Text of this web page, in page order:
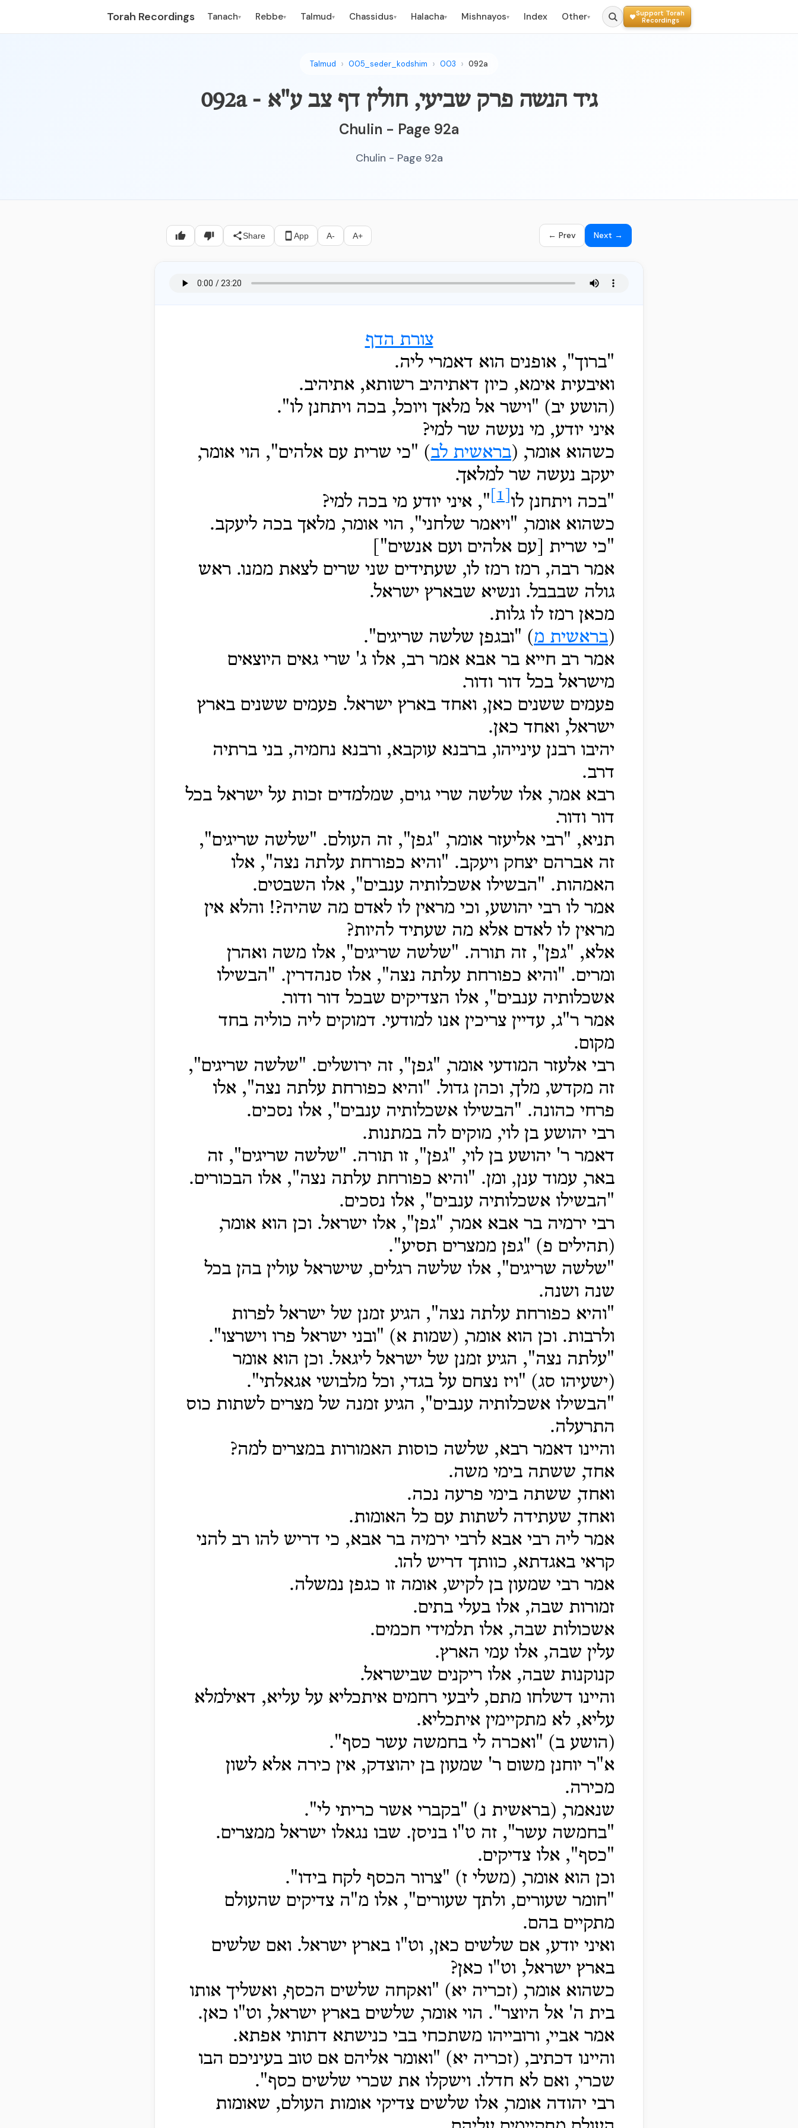
Torah Recordings Tanach▾ Rebbe▾ Talmud▾ Chassidus▾ Halacha▾ Mishnayos▾ Index Other▾
Support Torah
Recordings
Talmud 005_seder_kodshim 003 092a
092a - גיד הנשה פרק שביעי, חולין דף צב ע"א
Chulin - Page 92a
Chulin - Page 92a
Share App A- A+ ← Prev Next →
צורת הדף
"ברוך", אופנים הוא דאמרי ליה.
ואיבעית אימא, כיון דאתיהיב רשותא, אתיהיב.
(הושע יב) "וישר אל מלאך ויוכל, בכה ויתחנן לו".
איני יודע, מי נעשה שר למי?
כשהוא אומר, (בראשית לב) "כי שרית עם אלהים", הוי אומר,
יעקב נעשה שר למלאך.
"בכה ויתחנן לו
", איני יודע מי בכה למי?
כשהוא אומר, "ויאמר שלחני", הוי אומר, מלאך בכה ליעקב.
"כי שרית [עם אלהים ועם אנשים"]
אמר רבה, רמז רמז לו, שעתידים שני שרים לצאת ממנו. ראש
גולה שבבבל. ונשיא שבארץ ישראל.
מכאן רמז לו גלות.
(בראשית מ) "ובגפן שלשה שריגים".
אמר רב חייא בר אבא אמר רב, אלו ג' שרי גאים היוצאים
מישראל בכל דור ודור.
פעמים ששנים כאן, ואחד בארץ ישראל. פעמים ששנים בארץ
ישראל, ואחד כאן.
יהיבו רבנן עינייהו, ברבנא עוקבא, ורבנא נחמיה, בני ברתיה
דרב.
רבא אמר, אלו שלשה שרי גוים, שמלמדים זכות על ישראל בכל
דור ודור.
תניא, "רבי אליעזר אומר, "גפן", זה העולם. "שלשה שריגים",
זה אברהם יצחק ויעקב. "והיא כפורחת עלתה נצה", אלו
האמהות. "הבשילו אשכלותיה ענבים", אלו השבטים.
אמר לו רבי יהושע, וכי מראין לו לאדם מה שהיה?! והלא אין
מראין לו לאדם אלא מה שעתיד להיות?
אלא, "גפן", זה תורה. "שלשה שריגים", אלו משה ואהרן
ומרים. "והיא כפורחת עלתה נצה", אלו סנהדרין. "הבשילו
אשכלותיה ענבים", אלו הצדיקים שבכל דור ודור.
אמר ר"ג, עדיין צריכין אנו למודעי. דמוקים ליה כוליה בחד
מקום.
רבי אלעזר המודעי אומר, "גפן", זה ירושלים. "שלשה שריגים",
זה מקדש, מלך, וכהן גדול. "והיא כפורחת עלתה נצה", אלו
פרחי כהונה. "הבשילו אשכלותיה ענבים", אלו נסכים.
רבי יהושע בן לוי, מוקים לה במתנות.
דאמר ר' יהושע בן לוי, "גפן", זו תורה. "שלשה שריגים", זה
באר, עמוד ענן, ומן. "והיא כפורחת עלתה נצה", אלו הבכורים.
"הבשילו אשכלותיה ענבים", אלו נסכים.
רבי ירמיה בר אבא אמר, "גפן", אלו ישראל. וכן הוא אומר,
(תהילים פ) "גפן ממצרים תסיע".
"שלשה שריגים", אלו שלשה רגלים, שישראל עולין בהן בכל
שנה ושנה.
"והיא כפורחת עלתה נצה", הגיע זמנן של ישראל לפרות
ולרבות. וכן הוא אומר, (שמות א) "ובני ישראל פרו וישרצו".
"עלתה נצה", הגיע זמנן של ישראל ליגאל. וכן הוא אומר
(ישעיהו סג) "ויז נצחם על בגדי, וכל מלבושי אגאלתי".
"הבשילו אשכלותיה ענבים", הגיע זמנה של מצרים לשתות כוס
התרעלה.
והיינו דאמר רבא, שלשה כוסות האמורות במצרים למה?
אחד, ששתה בימי משה.
ואחד, ששתה בימי פרעה נכה.
ואחד, שעתידה לשתות עם כל האומות.
אמר ליה רבי אבא לרבי ירמיה בר אבא, כי דריש להו רב להני
קראי באגדתא, כוותך דריש להו.
אמר רבי שמעון בן לקיש, אומה זו כגפן נמשלה.
זמורות שבה, אלו בעלי בתים.
אשכולות שבה, אלו תלמידי חכמים.
עלין שבה, אלו עמי הארץ.
קנוקנות שבה, אלו ריקנים שבישראל.
והיינו דשלחו מתם, ליבעי רחמים איתכליא על עליא, דאילמלא
עליא, לא מתקיימין איתכליא.
(הושע ב) "ואכרה לי בחמשה עשר כסף".
א"ר יוחנן משום ר' שמעון בן יהוצדק, אין כירה אלא לשון
מכירה.
שנאמר, (בראשית נ) "בקברי אשר כריתי לי".
"בחמשה עשר", זה ט"ו בניסן. שבו נגאלו ישראל ממצרים.
"כסף", אלו צדיקים.
וכן הוא אומר, (משלי ז) "צרור הכסף לקח בידו".
"חומר שעורים, ולתך שעורים", אלו מ"ה צדיקים שהעולם
מתקיים בהם.
ואיני יודע, אם שלשים כאן, וט"ו בארץ ישראל. ואם שלשים
בארץ ישראל, וט"ו כאן?
כשהוא אומר, (זכריה יא) "ואקחה שלשים הכסף, ואשליך אותו
בית ה' אל היוצר". הוי אומר, שלשים בארץ ישראל, וט"ו כאן.
אמר אביי, ורובייהו משתכחי בבי כנישתא דתותי אפתא.
והיינו דכתיב, (זכריה יא) "ואומר אליהם אם טוב בעיניכם הבו
שכרי, ואם לא חדלו. וישקלו את שכרי שלשים כסף".
רבי יהודה אומר, אלו שלשים צדיקי אומות העולם, שאומות